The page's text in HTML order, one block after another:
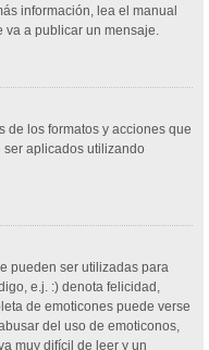
información, lea el manual
va a publicar un mensaje.
de los formatos y acciones que
aplicados utilizando
pueden ser utilizadas para
e.j. :) denota felicidad,
de emoticones puede verse
del uso de emoticonos,
muy difícil de leer y un